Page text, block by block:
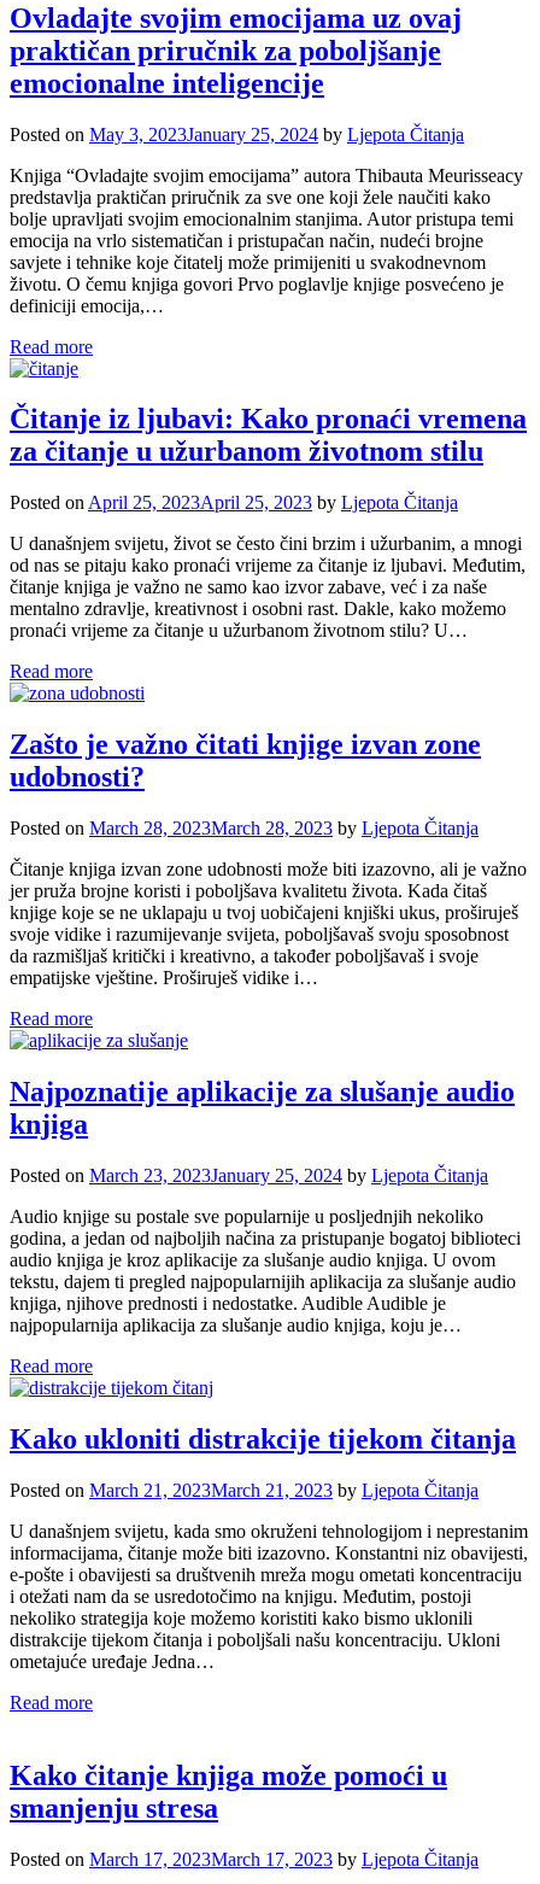
Ovladajte svojim emocijama uz ovaj
praktičan priručnik za poboljšanje
emocionalne inteligencije
Posted on May 3, 2023January 25, 2024 by Ljepota Čitanja
Knjiga “Ovladajte svojim emocijama” autora Thibauta Meurisseacy
predstavlja praktičan priručnik za sve one koji žele naučiti kako
bolje upravljati svojim emocionalnim stanjima. Autor pristupa temi
emocija na vrlo sistematičan i pristupačan način, nudeći brojne
savjete i tehnike koje čitatelj može primijeniti u svakodnevnom
životu. O čemu knjiga govori Prvo poglavlje knjige posvećeno je
definiciji emocija,…
Read more
Čitanje iz ljubavi: Kako pronaći vremena
za čitanje u užurbanom životnom stilu
Posted on April 25, 2023April 25, 2023 by Ljepota Čitanja
U današnjem svijetu, život se često čini brzim i užurbanim, a mnogi
od nas se pitaju kako pronaći vrijeme za čitanje iz ljubavi. Međutim,
čitanje knjiga je važno ne samo kao izvor zabave, već i za naše
mentalno zdravlje, kreativnost i osobni rast. Dakle, kako možemo
pronaći vrijeme za čitanje u užurbanom životnom stilu? U…
Read more
Zašto je važno čitati knjige izvan zone
udobnosti?
Posted on March 28, 2023March 28, 2023 by Ljepota Čitanja
Čitanje knjiga izvan zone udobnosti može biti izazovno, ali je važno
jer pruža brojne koristi i poboljšava kvalitetu života. Kada čitaš
knjige koje se ne uklapaju u tvoj uobičajeni knjiški ukus, proširuješ
svoje vidike i razumijevanje svijeta, poboljšavaš svoju sposobnost
da razmišljaš kritički i kreativno, a također poboljšavaš i svoje
empatijske vještine. Proširuješ vidike i…
Read more
Najpoznatije aplikacije za slušanje audio
knjiga
Posted on March 23, 2023January 25, 2024 by Ljepota Čitanja
Audio knjige su postale sve popularnije u posljednjih nekoliko
godina, a jedan od najboljih načina za pristupanje bogatoj biblioteci
audio knjiga je kroz aplikacije za slušanje audio knjiga. U ovom
tekstu, dajem ti pregled najpopularnijih aplikacija za slušanje audio
knjiga, njihove prednosti i nedostatke. Audible Audible je
najpopularnija aplikacija za slušanje audio knjiga, koju je…
Read more
Kako ukloniti distrakcije tijekom čitanja
Posted on March 21, 2023March 21, 2023 by Ljepota Čitanja
U današnjem svijetu, kada smo okruženi tehnologijom i neprestanim
informacijama, čitanje može biti izazovno. Konstantni niz obavijesti,
e-pošte i obavijesti sa društvenih mreža mogu ometati koncentraciju
i otežati nam da se usredotočimo na knjigu. Međutim, postoji
nekoliko strategija koje možemo koristiti kako bismo uklonili
distrakcije tijekom čitanja i poboljšali našu koncentraciju. Ukloni
ometajuće uređaje Jedna…
Read more
Kako čitanje knjiga može pomoći u
smanjenju stresa
Posted on March 17, 2023March 17, 2023 by Ljepota Čitanja